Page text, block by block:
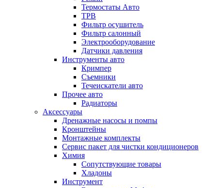
Термостаты Авто
ТРВ
Фильтр осушитель
Фильтр салонный
Электрооборудование
Датчики давления
Инструменты авто
Кримпер
Съемники
Течеискатели авто
Прочее авто
Радиаторы
Аксессуары
Дренажные насосы и помпы
Кронштейны
Монтажные комплекты
Сервис пакет для чистки кондиционеров
Химия
Сопутствующие товары
Хладоны
Инструмент